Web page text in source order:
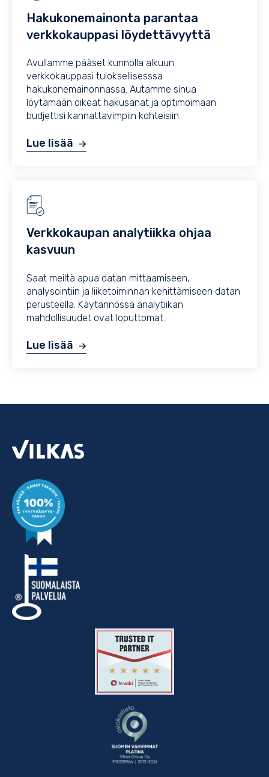
Hakukonemainonta parantaa
verkkokauppasi löydettävyyttä
Avullamme pääset kunnolla alkuun
verkkokauppasi tuloksellisesssa
hakukonemainonnassa. Autamme sinua
löytämään oikeat hakusanat ja optimoimaan
budjettisi kannattavimpiin kohteisiin.
Lue lisää
Verkkokaupan analytiikka ohjaa
kasvuun
Saat meiltä apua datan mittaamiseen,
analysointiin ja liiketoiminnan kehittämiseen datan
perusteella. Käytännössä analytiikan
mahdollisuudet ovat loputtomat.
Lue lisää